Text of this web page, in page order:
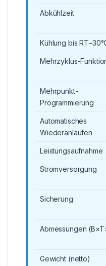
Abkühlzeit
Kühlung bis
Mehrzyklus-
Mehrpunkt-
Programmierung
Automatisches
Wiederanlaufen
Leistungsaufnahme
Stromversorgung
Sicherung
Abmessungen
Gewicht (netto)